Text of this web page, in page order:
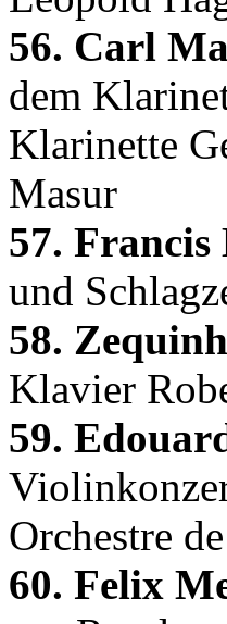
56. Carl
dem
Klarinette
Masur
57. Francis
und
58.
Klavier
59.
Orchestre
60. Felix